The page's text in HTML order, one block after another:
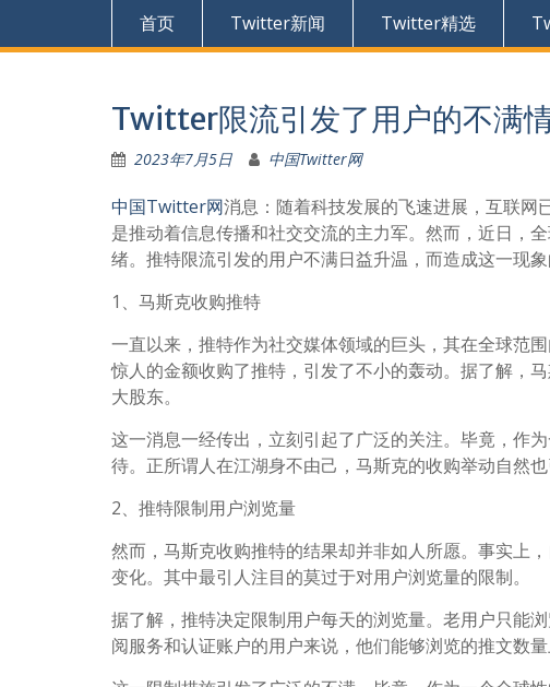
首页 Twitter新闻 Twitter精选
Twitter限流引发了用户的不满
2023年7月5日 中国Twitter网
中国Twitter网消息：随着科技发展的飞速进展，互联网
是推动着信息传播和社交交流的主力军。然而，近日
绪。推特限流引发的用户不满日益升温，而造成这一现象
1、马斯克收购推特
一直以来，推特作为社交媒体领域的巨头，其在全球范
惊人的金额收购了推特，引发了不小的轰动。据了解，
大股东。
这一消息一经传出，立刻引起了广泛的关注。毕竟，作
待。正所谓人在江湖身不由己，马斯克的收购举动自然也
2、推特限制用户浏览量
然而，马斯克收购推特的结果却并非如人所愿。事实上
变化。其中最引人注目的莫过于对用户浏览量的限制。
据了解，推特决定限制用户每天的浏览量。老用户只能
阅服务和认证账户的用户来说，他们能够浏览的推文数量